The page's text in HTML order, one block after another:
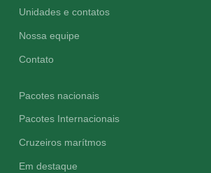
Unidades e contatos
Nossa equipe
Contato
Pacotes nacionais
Pacotes Internacionais
Cruzeiros marítmos
Em destaque